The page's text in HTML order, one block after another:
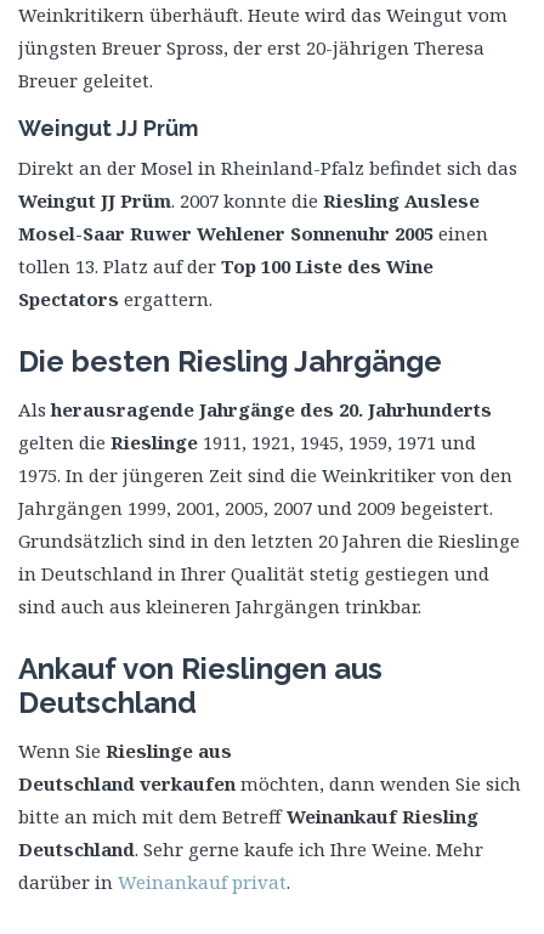
Weinkritikern überhäuft. Heute wird das Weingut vom
jüngsten Breuer Spross, der erst 20-jährigen Theresa
Breuer geleitet.
Weingut JJ Prüm
Direkt an der Mosel in Rheinland-Pfalz befindet sich das
Weingut JJ Prüm. 2007 konnte die Riesling Auslese
Mosel-Saar Ruwer Wehlener Sonnenuhr 2005 einen
tollen 13. Platz auf der Top 100 Liste des Wine
Spectators ergattern.
Die besten Riesling Jahrgänge
Alsherausragende Jahrgänge des 20. Jahrhunderts
gelten die Rieslinge 1911, 1921, 1945, 1959, 1971 und
1975. In der jüngeren Zeit sind die Weinkritiker von den
Jahrgängen 1999, 2001, 2005, 2007 und 2009 begeistert.
Grundsätzlich sind in den letzten 20 Jahren die Rieslinge
in Deutschland in Ihrer Qualität stetig gestiegen und
sind auch aus kleineren Jahrgängen trinkbar.
Ankauf von Rieslingen aus
Deutschland
Wenn Sie Rieslinge aus
Deutschland verkaufen möchten, dann wenden Sie sich
bitte an mich mit dem BetreffWeinankauf Riesling
Deutschland. Sehr gerne kaufe ich Ihre Weine. Mehr
darüber in Weinankauf privat.